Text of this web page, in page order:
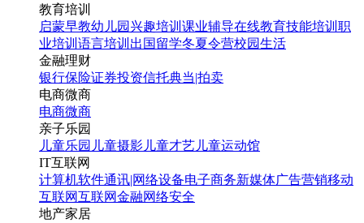
教育培训
启蒙早教幼儿园 兴趣培训 课业辅导在线教育技能培训 职
业培训 语言培训 出国留学冬夏令营校园生活
金融理财
银行保险证券投资信托典当|拍卖
电商微商
电商微商
亲子乐园
儿童乐园 儿童摄影 儿童才艺 儿童运动馆
IT互联网
计算机软件通讯|网络设备电子商务新媒体广告营销移动
互联网互联网金融网络安全
地产家居